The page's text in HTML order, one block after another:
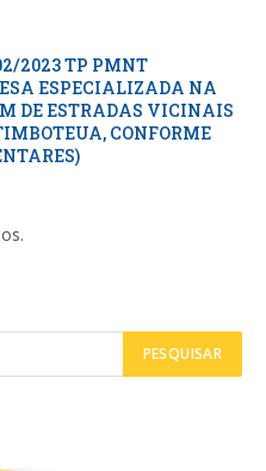
2023 TP PMNT
ESPECIALIZADA NA
DE ESTRADAS VICINAIS
CONFORME